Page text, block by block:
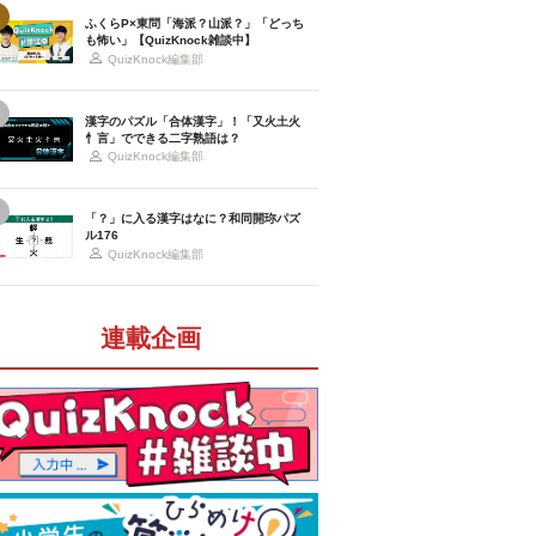
ふくらP×東問「海派？山派？」「どっち
も怖い」【QuizKnock雑談中】
QuizKnock編集部
漢字のパズル「合体漢字」！「又火土火
忄言」でできる二字熟語は？
QuizKnock編集部
「？」に入る漢字はなに？和同開珎パズ
ル176
QuizKnock編集部
連載企画